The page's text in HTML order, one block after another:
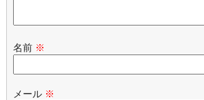
名前 ※
メール ※